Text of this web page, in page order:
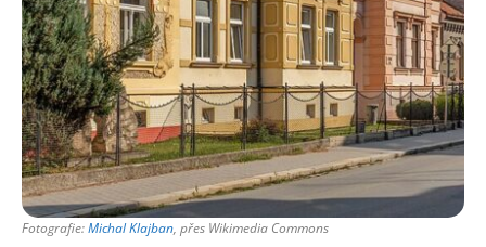
Fotografie:Michal Klajban, přes Wikimedia Commons